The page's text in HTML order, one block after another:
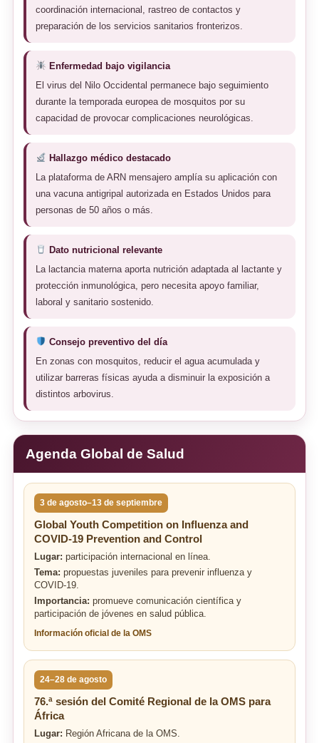
coordinación internacional, rastreo de contactos y
preparación de los servicios sanitarios fronterizos.
Enfermedad bajo vigilancia
El virus del Nilo Occidental permanece bajo seguimiento
durante la temporada europea de mosquitos por su
capacidad de provocar complicaciones neurológicas.
Hallazgo médico destacado
La plataforma de ARN mensajero amplía su aplicación con
una vacuna antigripal autorizada en Estados Unidos para
personas de 50 años o más.
Dato nutricional relevante
La lactancia materna aporta nutrición adaptada al lactante y
protección inmunológica, pero necesita apoyo familiar,
laboral y sanitario sostenido.
Consejo preventivo del día
En zonas con mosquitos, reducir el agua acumulada y
utilizar barreras físicas ayuda a disminuir la exposición a
distintos arbovirus.
Agenda Global de Salud
3 de agosto–13 de septiembre
Global Youth Competition on Influenza and
COVID-19 Prevention and Control
Lugar: participación internacional en línea.
Tema: propuestas juveniles para prevenir influenza y
COVID-19.
Importancia: promueve comunicación científica y
participación de jóvenes en salud pública.
Información oficial de la OMS
24–28 de agosto
76.ª sesión del Comité Regional de la OMS para
África
Lugar: Región Africana de la OMS.